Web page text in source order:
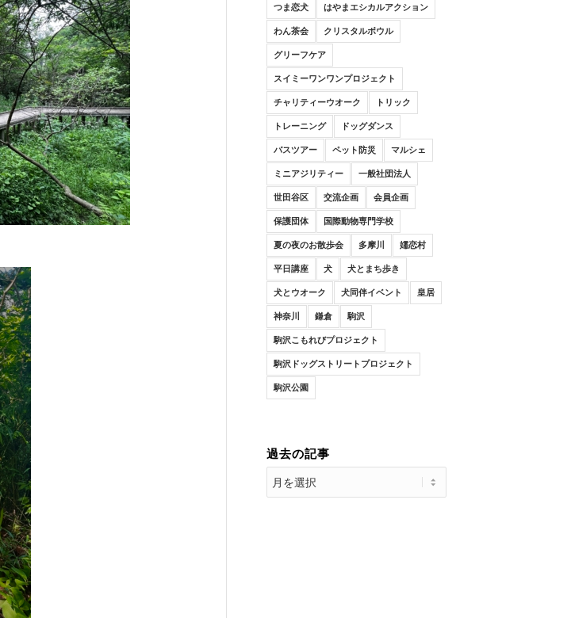
つま恋犬 はやまエシカルアクション
わん茶会 クリスタルボウル
グリーフケア
スイミーワンワンプロジェクト
チャリティーウオーク トリック
トレーニング ドッグダンス
バスツアー ペット防災 マルシェ
ミニアジリティー 一般社団法人
世田谷区 交流企画 会員企画
保護団体 国際動物専門学校
夏の夜のお散歩会 多摩川 嬬恋村
平日講座 犬 犬とまち歩き
犬とウオーク 犬同伴イベント 皇居
神奈川 鎌倉 駒沢
駒沢こもれびプロジェクト
駒沢ドッグストリートプロジェクト
駒沢公園
過去の記事